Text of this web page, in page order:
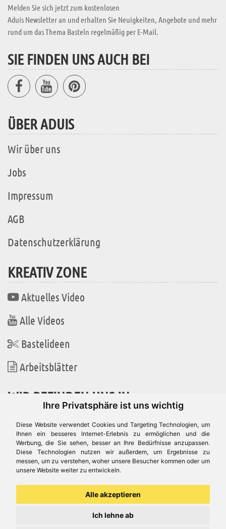
Ihre Privatsphäre ist uns wichtig
Diese Website verwendet Cookies und Targeting Technologien, um
Ihnen ein besseres Internet-Erlebnis zu ermöglichen und die
Werbung, die Sie sehen, besser an Ihre Bedürfnisse anzupassen.
Diese Technologien nutzen wir außerdem, um Ergebnisse zu
messen, um zu verstehen, woher unsere Besucher kommen oder um
unsere Website weiter zu entwickeln.
Alle akzeptieren
Ich lehne ab
Melden Sie sich jetzt zum kostenlosen
Aduis Newsletter an und erhalten Sie Neuigkeiten, Angebote und mehr
rund um das Thema Basteln regelmäßig per E-Mail.
SIE FINDEN UNS AUCH BEI
ÜBER ADUIS
Wir über uns
Jobs
Impressum
AGB
Datenschutzerklärung
KREATIV ZONE
Aktuelles Video
Alle Videos
Bastelideen
Arbeitsblätter
WIR BEFINDEN UNS IN
Es gibt uns auch in